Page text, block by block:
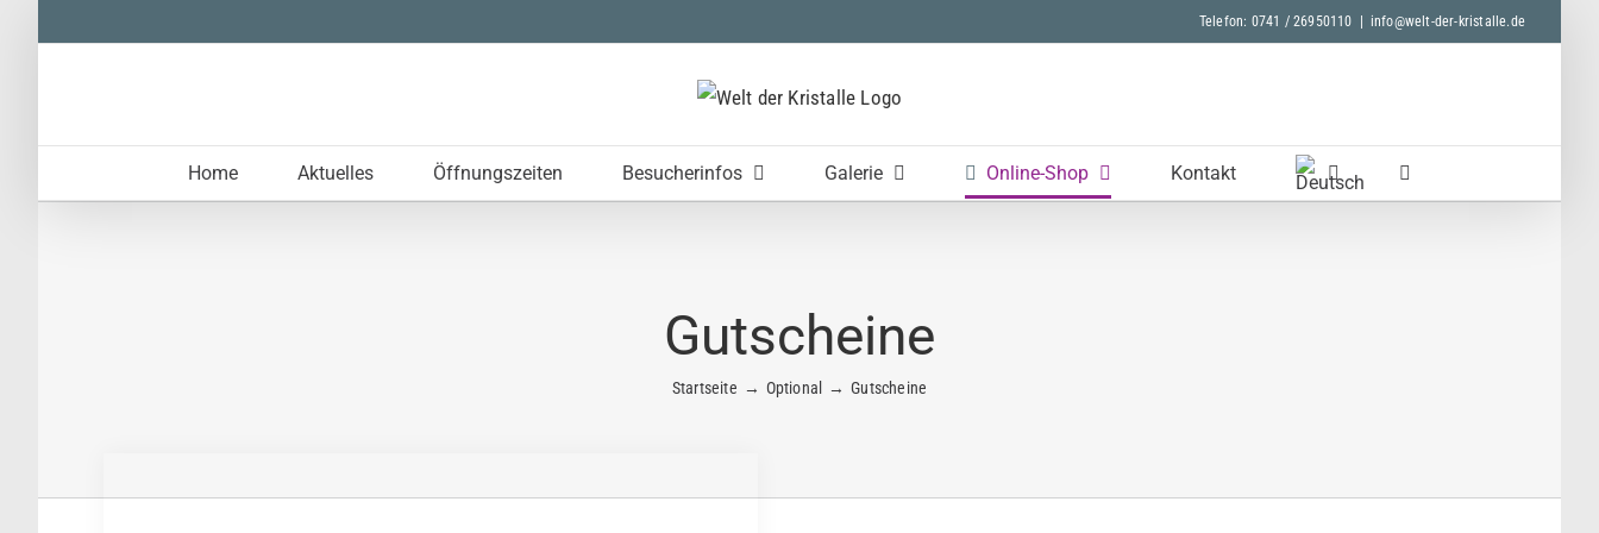
Telefon: 0741 / 26950110 info@welt-der-kristalle.de
Home Aktuelles Öffnungszeiten Besucherinfos Galerie Online-Shop Kontakt
Gutscheine
Startseite Optional Gutscheine